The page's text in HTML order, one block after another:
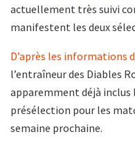
actuellement très suivi
manifestent les deux
D’après les informations
l’entraîneur des Diables
apparemment déjà inclus
présélection pour les
semaine prochaine.